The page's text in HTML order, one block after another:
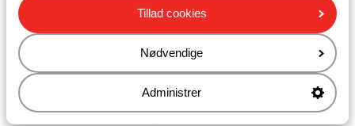
Tillad cookies
Nødvendige
Administrer
Andre overnatningssteder i La Plagne
Résidence Terresens l'Etoile de la Vanoise
Hotel Carlina Belle Plagne